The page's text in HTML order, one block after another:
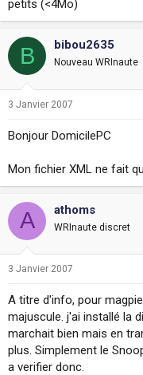
petits (<4Mo)
B bibou2635
Nouveau WRInaute
3 Janvier 2007
Bonjour DomicilePC
Mon fichier XML ne fait
A athoms
WRInaute discret
3 Janvier 2007
A titre d'info, pour
majuscule. j'ai installé la
marchait bien mais en
plus. Simplement le
a verifier donc.